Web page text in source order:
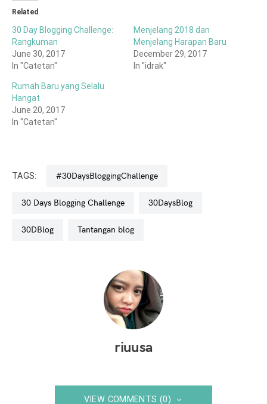
window)
Related
30 Day Blogging Challenge:
Rangkuman
June 30, 2017
In "Catetan"
Menjelang 2018 dan
Menjelang Harapan Baru
December 29, 2017
In "idrak"
Rumah Baru yang Selalu
Hangat
June 20, 2017
In "Catetan"
TAGS: #30DaysBloggingChallenge
30 Days Blogging Challenge 30DaysBlog
30DBlog tantangan blog
riuusa
VIEW COMMENTS (0)